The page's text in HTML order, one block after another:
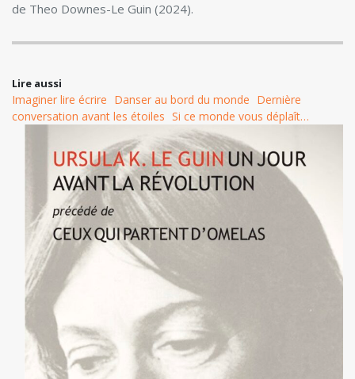
de Theo Downes-Le Guin (2024).
Lire aussi
Imaginer lire écrire Danser au bord du monde Dernière
conversation avant les étoiles Si ce monde vous déplaît…